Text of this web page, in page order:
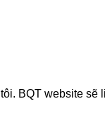
BQT website